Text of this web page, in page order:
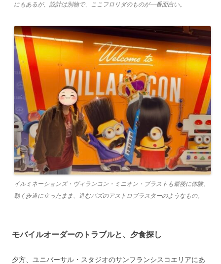
にもあるが、設計は別物で、ここフロリダのものが一番面白い。
イルミネーションズ・ヴィランコン・ミニオン・ブラストも最後に体験。
動く歩道に立ったまま、進むバズのアストロブラスターのようなもの。
モバイルオーダーのトラブルと、夕食探し
夕方、ユニバーサル・スタジオのサンフランシスコエリアにあ